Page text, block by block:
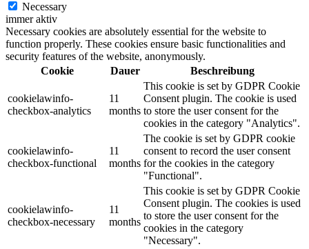
Necessary
immer aktiv
Necessary cookies are absolutely essential for the website to
function properly. These cookies ensure basic functionalities and
security features of the website, anonymously.
Cookie
Dauer Beschreibung
cookielawinfo-
checkbox-analytics
11
months
This cookie is set by GDPR Cookie
Consent plugin. The cookie is used
to store the user consent for the
cookies in the category "Analytics".
cookielawinfo-
checkbox-functional
11
months
The cookie is set by GDPR cookie
consent to record the user consent
for the cookies in the category
"Functional".
cookielawinfo-
checkbox-necessary
11
months
This cookie is set by GDPR Cookie
Consent plugin. The cookies is used
to store the user consent for the
cookies in the category
"Necessary".